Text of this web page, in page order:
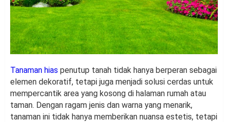
Tanaman hias penutup tanah tidak hanya berperan sebagai
elemen dekoratif, tetapi juga menjadi solusi cerdas untuk
mempercantik area yang kosong di halaman rumah atau
taman. Dengan ragam jenis dan warna yang menarik,
tanaman ini tidak hanya memberikan nuansa estetis, tetapi